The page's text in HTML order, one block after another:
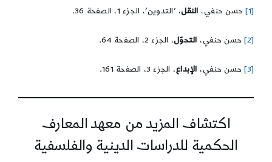
[1] حسن حنفي، النقل، ’التدوين‘، الجزء 1، الصفحة 36.
[2] حسن حنفي، التحوّل، الجزء 2، الصفحة 64.
[3] حسن حنفي، الإبداع، الجزء 3، الصفحة 161.
اكتشاف المزيد من معهد المعارف
الحكمية للدراسات الدينية والفلسفية